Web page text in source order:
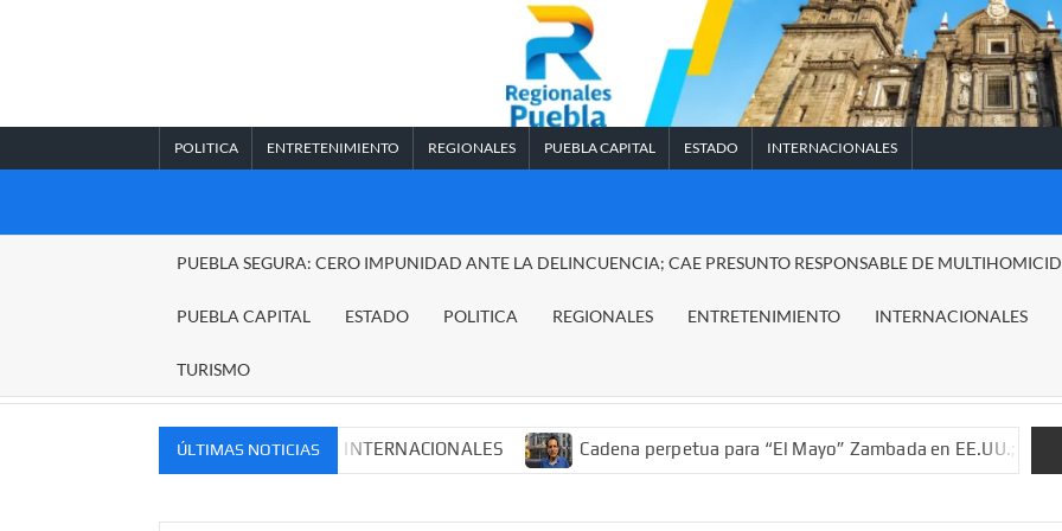
POLITICA ENTRETENIMIENTO REGIONALES PUEBLA CAPITAL ESTADO INTERNACIONALES
REGIONALES
PUEBLA SEGURA: CERO IMPUNIDAD ANTE LA DELINCUENCIA; CAE PRESUNTO RESPONSABLE DE
PUEBLA CAPITAL ESTADO POLITICA REGIONALES ENTRETENIMIENTO INTERNACIONALES
TURISMO
ÚLTIMAS NOTICIAS
MERCADOS NACIONALES E INTERNACIONALES Cadena perpetua para “El Mayo” Zambada en EE.UU.; ordenan